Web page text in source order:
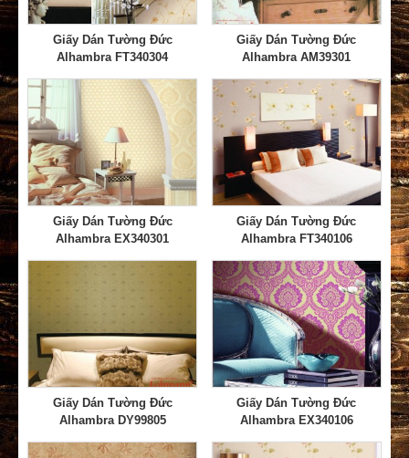
Giấy Dán Tường Đức
Alhambra FT340304
Giấy Dán Tường Đức
Alhambra AM39301
Giấy Dán Tường Đức
Alhambra EX340301
Giấy Dán Tường Đức
Alhambra FT340106
Giấy Dán Tường Đức
Alhambra DY99805
Giấy Dán Tường Đức
Alhambra EX340106